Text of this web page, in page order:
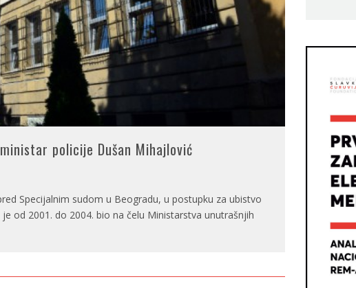
policije Dušan Mihajlović
Specijalnim sudom u Beogradu, u postupku za ubistvo
od 2001. do 2004. bio na čelu Ministarstva unutrašnjih